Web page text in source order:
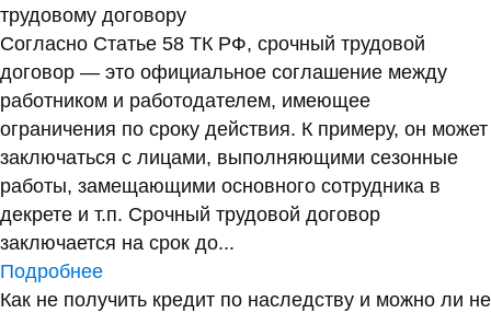
трудовому договору
Согласно Статье 58 ТК РФ, срочный трудовой
договор — это официальное соглашение между
работником и работодателем, имеющее
ограничения по сроку действия. К примеру, он может
заключаться с лицами, выполняющими сезонные
работы, замещающими основного сотрудника в
декрете и т.п. Срочный трудовой договор
заключается на срок до...
Подробнее
Как не получить кредит по наследству и можно ли не